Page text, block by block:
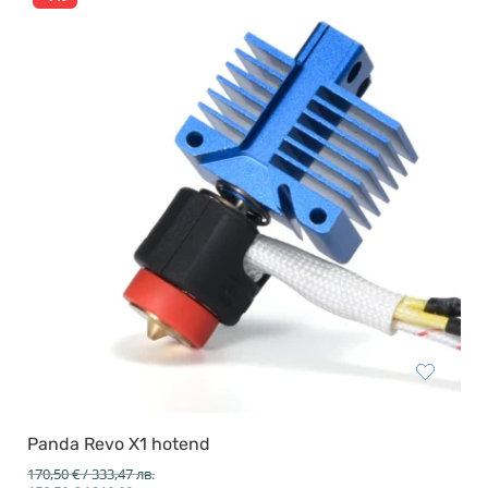
Panda Revo X1 hotend
170,50€/ 333,47 лв.